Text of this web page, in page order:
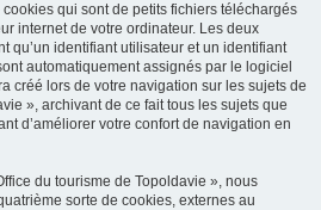
qui sont de petits fichiers téléchargés
internet de votre ordinateur. Les deux
qu’un identifiant utilisateur et un identifiant
automatiquement assignés par le logiciel
créé lors de votre navigation sur les sujets de
», archivant de ce fait tous les sujets que
d’améliorer votre confort de navigation en
du tourisme de Topoldavie », nous
sorte de cookies, externes au